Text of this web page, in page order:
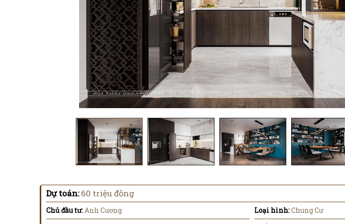
Dự toán: 60 triệu đồng
Chủ đầu tư:Anh Cương Loại hình:Chung Cư